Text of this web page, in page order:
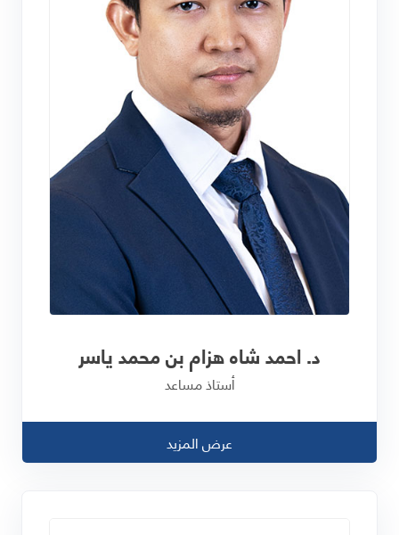
د. احمد شاه هزام بن محمد ياسر
أستاذ مساعد
عرض المزيد